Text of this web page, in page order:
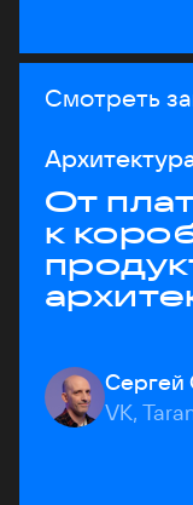
Смотреть
От
к
Сергей
VK,